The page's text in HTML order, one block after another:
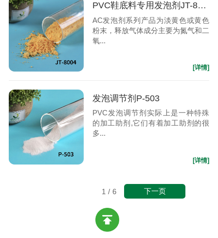
PVC鞋底料专用发泡剂JT-8004
AC发泡剂系列产品为淡黄色或黄色
粉末，释放气体成分主要为氮气和二
氧...
[详情]
发泡调节剂P-503
PVC发泡调节剂实际上是一种特殊
的加工助剂,它们有着加工助剂的很
多...
[详情]
1 / 6 下一页